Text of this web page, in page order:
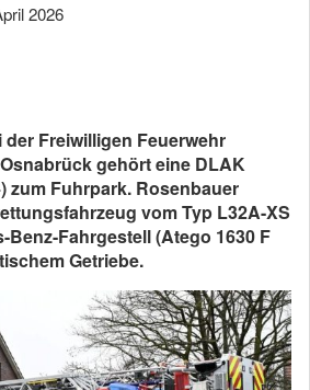
2026
der Freiwilligen Feuerwehr
gehört eine DLAK
zum Fuhrpark. Rosenbauer
vom Typ L32A-XS
Benz-Fahrgestell (Atego 1630 F
Getriebe.